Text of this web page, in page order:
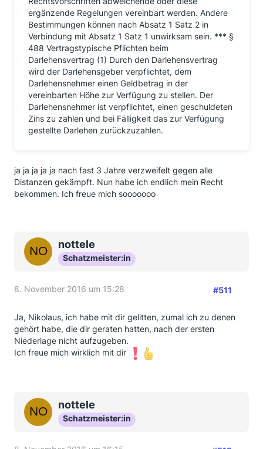
ergänzende Regelungen vereinbart werden. Andere
Bestimmungen können nach Absatz 1 Satz 2 in
Verbindung mit Absatz 1 Satz 1 unwirksam sein. *** §
488 Vertragstypische Pflichten beim
Darlehensvertrag (1) Durch den Darlehensvertrag
wird der Darlehensgeber verpflichtet, dem
Darlehensnehmer einen Geldbetrag in der
vereinbarten Höhe zur Verfügung zu stellen. Der
Darlehensnehmer ist verpflichtet, einen geschuldeten
Zins zu zahlen und bei Fälligkeit das zur Verfügung
gestellte Darlehen zurückzuzahlen.
ja ja ja ja ja nach fast 3 Jahre verzweifelt gegen alle
Distanzen gekämpft. Nun habe ich endlich mein Recht
bekommen. Ich freue mich sooooooo
nottele
Schatzmeister:in
8. November 2016 um 15:28 #511
Ja, Nikolaus, ich habe mit dir gelitten, zumal ich zu denen
gehört habe, die dir geraten hatten, nach der ersten
Niederlage nicht aufzugeben.
Ich freue mich wirklich mit dir
nottele
Schatzmeister:in